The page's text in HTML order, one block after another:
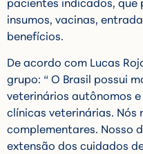
insumos, vacinas,
benefícios.
De acordo com Lucas
grupo: “ O Brasil possui
veterinários autônomos
clínicas veterinárias. Nós
complementares. Nosso
extensão dos cuidados